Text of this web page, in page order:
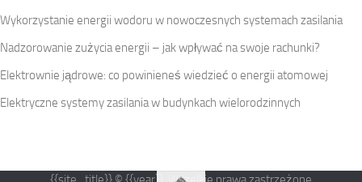
Wykorzystanie energii wodoru w nowoczesnych systemach zasilania
Nadzorowanie zużycia energii – jak wpływać na swoje rachunki?
Elektrownie jądrowe: co powinieneś wiedzieć o energii atomowej
Elektryczne systemy zasilania w budynkach wielorodzinnych